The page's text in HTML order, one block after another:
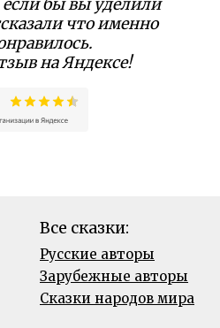
бы вы уделили
что именно
на Яндексе!
Все сказки:
Русские авторы
Зарубежные авторы
Сказки народов мира